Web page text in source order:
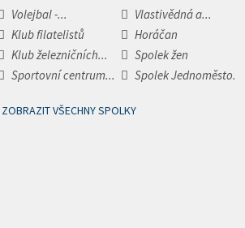
Volejbal -...
Vlastivědná a...
Klub filatelistů
Horáčan
Klub železničních...
Spolek žen
Sportovní centrum...
Spolek Jednoměsto.
ZOBRAZIT VŠECHNY SPOLKY